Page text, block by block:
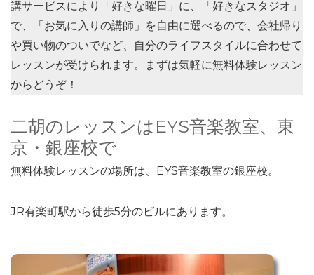
講サービスにより「好きな曜日 」に、「好きなスタジオ 」
で、「お気に入りの講師 」を自由に選べるので、会社帰り
や買い物のついでなど、自分のライフスタイルに合わせて
レッスンが受けられます。まずは気軽に無料体験レッスン
からどうぞ！
二胡のレッスンはEYS音楽教室、東
京・銀座校で
無料体験レッスンの場所は、EYS音楽教室の銀座校。
JR有楽町駅から徒歩5分のビルにあります。